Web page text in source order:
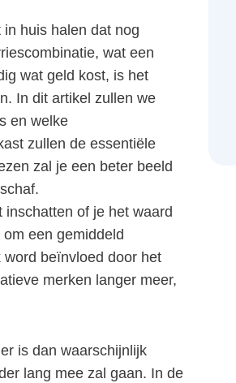
huis halen dat nog
wat een
wat geld kost, is het
In dit artikel zullen we
en welke
zullen de essentiële
zal je een beter beeld
of je het waard
een gemiddeld
beïnvloed door het
merken langer meer,
is dan waarschijnlijk
lang mee zal gaan. In de